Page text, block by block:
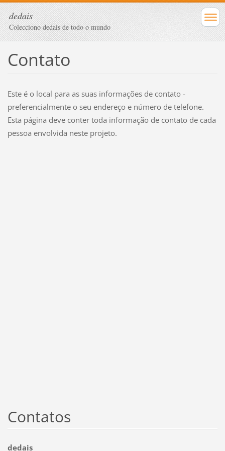
dedais
Colecciono dedais de todo o mundo
Contato
Este é o local para as suas informações de contato -
preferencialmente o seu endereço e número de telefone.
Esta página deve conter toda informação de contato de cada
pessoa envolvida neste projeto.
Contatos
dedais